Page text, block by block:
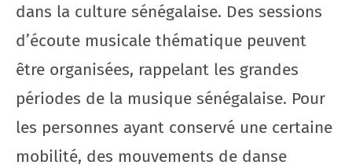
dans la culture sénégalaise. Des sessions
d’écoute musicale thématique peuvent
être organisées, rappelant les grandes
périodes de la musique sénégalaise. Pour
les personnes ayant conservé une certaine
mobilité, des mouvements de danse